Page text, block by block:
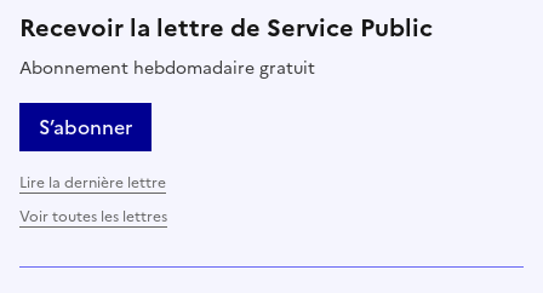
Recevoir la lettre de Service Public
Abonnement hebdomadaire gratuit
S’abonner
Lire la dernière lettre
Voir toutes les lettres